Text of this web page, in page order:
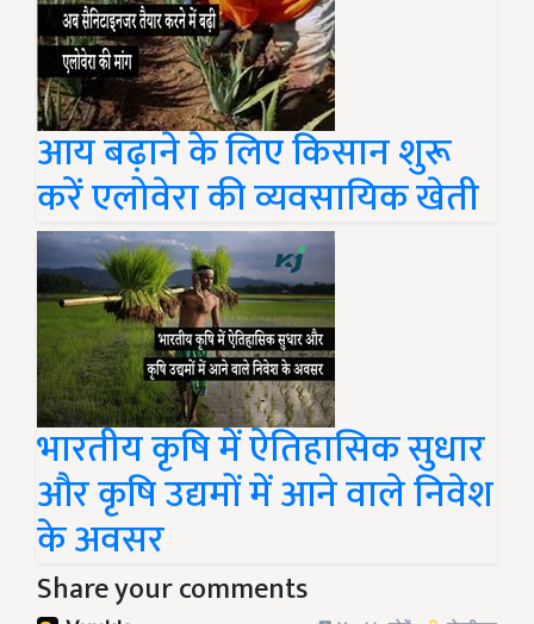
आय बढ़ाने के लिए किसान शुरू
करें एलोवेरा की व्यवसायिक खेती
भारतीय कृषि में ऐतिहासिक सुधार
और कृषि उद्यमों में आने वाले निवेश
के अवसर
Share your comments